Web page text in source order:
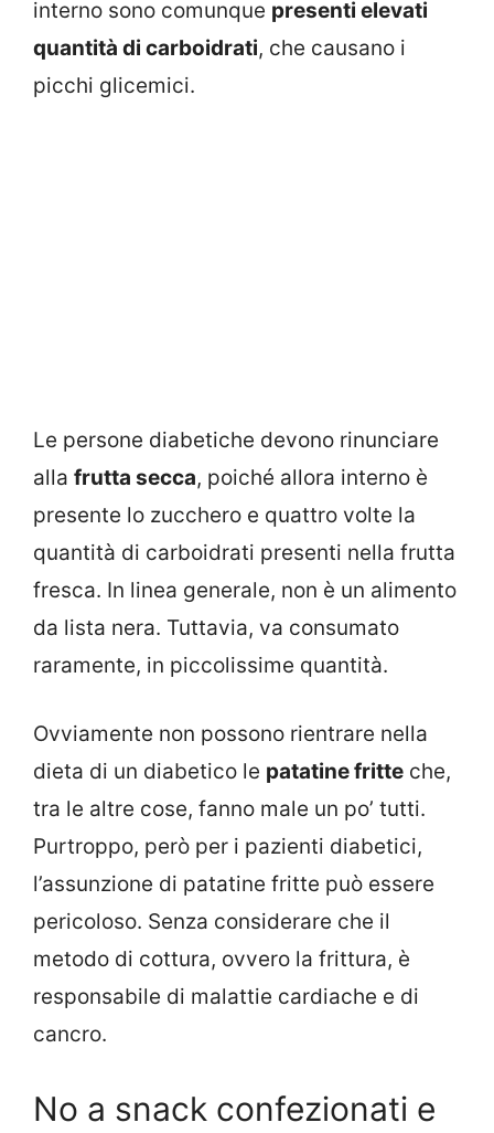
interno sono comunque presenti elevati
quantità di carboidrati, che causano i
picchi glicemici.
Le persone diabetiche devono rinunciare
alla frutta secca, poiché allora interno è
presente lo zucchero e quattro volte la
quantità di carboidrati presenti nella frutta
fresca. In linea generale, non è un alimento
da lista nera. Tuttavia, va consumato
raramente, in piccolissime quantità.
Ovviamente non possono rientrare nella
dieta di un diabetico le patatine fritte che,
tra le altre cose, fanno male un po’ tutti.
Purtroppo, però per i pazienti diabetici,
l’assunzione di patatine fritte può essere
pericoloso. Senza considerare che il
metodo di cottura, ovvero la frittura, è
responsabile di malattie cardiache e di
cancro.
No a snack confezionati e